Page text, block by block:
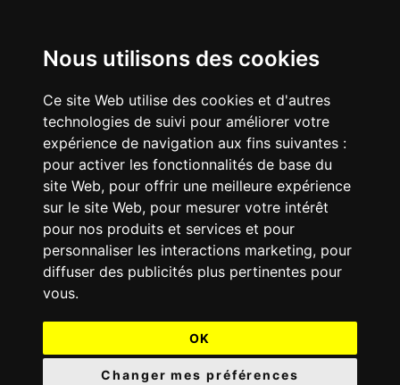
Nous utilisons des cookies
Ce site Web utilise des cookies et d'autres
technologies de suivi pour améliorer votre
expérience de navigation aux fins suivantes :
pour activer les fonctionnalités de base du
site Web, pour offrir une meilleure expérience
sur le site Web, pour mesurer votre intérêt
pour nos produits et services et pour
personnaliser les interactions marketing, pour
diffuser des publicités plus pertinentes pour
vous.
OK
Changer mes préférences